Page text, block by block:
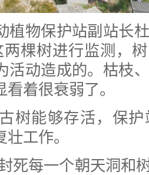
物保护站副站长杜
棵树进行监测，
活动造成的。枯枝
着很衰弱了。
能够存活，保护
工作。
每一个朝天洞和